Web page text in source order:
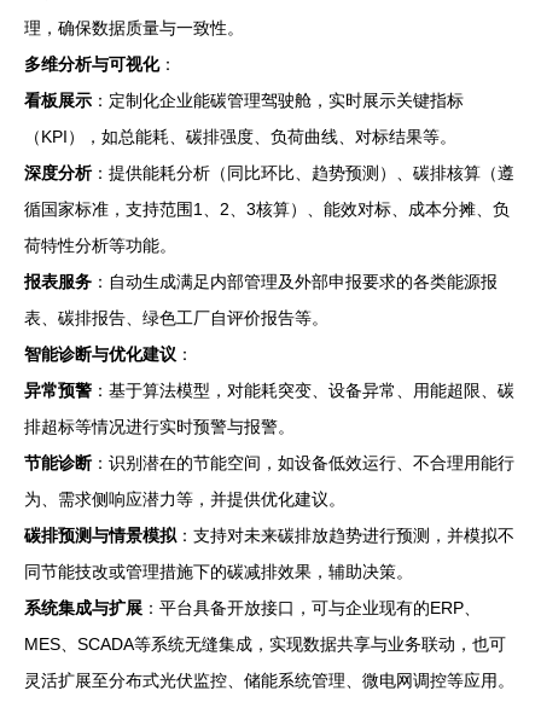
理，确保数据质量与一致性。
多维分析与可视化：
看板展示 ：定制化企业能碳管理驾驶舱，实时展示关键指标
（KPI），如总能耗、碳排强度、负荷曲线、对标结果等。
深度分析：提供能耗分析（同比环比、趋势预测）、碳排核算（遵
循国家标准，支持范围1、2、3核算）、能效对标、成本分摊、负
荷特性分析等功能。
报表服务 ：自动生成满足内部管理及外部申报要求的各类能源报
表、碳排报告、绿色工厂自评价报告等。
智能诊断与优化建议 ：
异常预警 ：基于算法模型，对能耗突变、设备异常、用能超限、碳
排超标等情况进行实时预警与报警。
节能诊断 ：识别潜在的节能空间，如设备低效运行、不合理用能行
为、需求侧响应潜力等，并提供优化建议。
碳排预测与情景模拟：支持对未来碳排放趋势进行预测，并模拟不
同节能技改或管理措施下的碳减排效果，辅助决策。
系统集成与扩展 ：平台具备开放接口，可与企业现有的ERP、
MES、SCADA等系统无缝集成，实现数据共享与业务联动，也可
灵活扩展至分布式光伏监控、储能系统管理、微电网调控等应用。